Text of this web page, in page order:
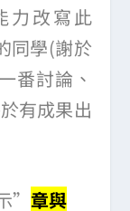
力改寫此
同學(謝於
番討論、
有成果出
” 章與